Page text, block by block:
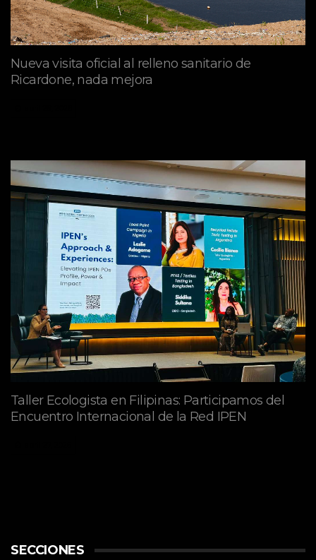
Nueva visita oficial al relleno sanitario de
Ricardone, nada mejora
Taller Ecologista en Filipinas: Participamos del
Encuentro Internacional de la Red IPEN
SECCIONES